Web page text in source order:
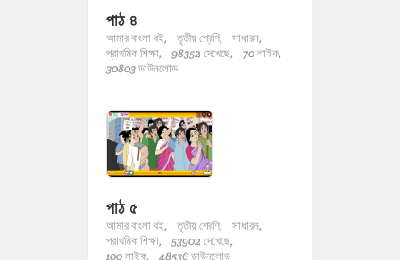
পাঠ ৪
আমার বাংলা বই, তৃতীয় শ্রেণি,
সাধারন,
প্রাথমিক শিক্ষা,
98352 দেখেছে,
70 লাইক,
30803 ডাউনলোড
পাঠ ৫
আমার বাংলা বই, তৃতীয় শ্রেণি,
সাধারন,
প্রাথমিক শিক্ষা,
53902 দেখেছে,
100 লাইক,
48536 ডাউনলোড